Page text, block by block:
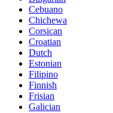
Cebuano
Chichewa
Corsican
Croatian
Dutch
Estonian
Filipino
Finnish
Frisian
Galician